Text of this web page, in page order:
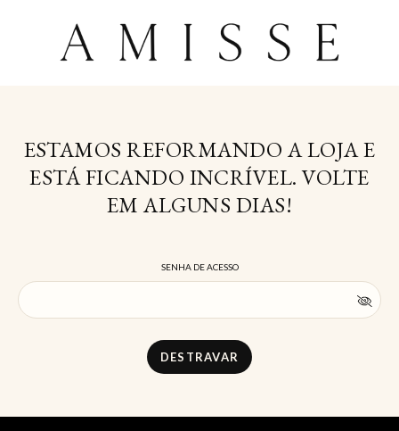
ESTAMOS REFORMANDO A LOJA E
ESTÁ FICANDO INCRÍVEL. VOLTE
EM ALGUNS DIAS!
SENHA DE ACESSO
DESTRAVAR